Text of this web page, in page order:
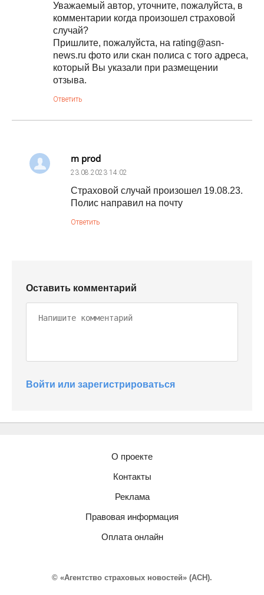
Уважаемый автор, уточните, пожалуйста, в
комментарии когда произошел страховой
случай?
Пришлите, пожалуйста, на rating@asn-
news.ru фото или скан полиса с того адреса,
который Вы указали при размещении
отзыва.
Ответить
m prod
23.08.2023 14:02
Страховой случай произошел 19.08.23.
Полис направил на почту
Ответить
Оставить комментарий
Войти или зарегистрироваться
О проекте
Контакты
Реклама
Правовая информация
Оплата онлайн
© «Агентство страховых новостей» (АСН).